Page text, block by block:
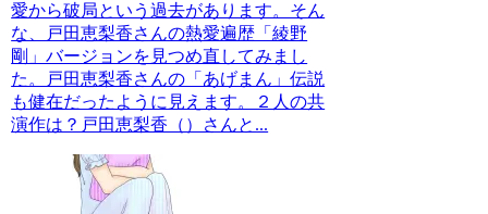
愛から破局という過去があります。そん
な、戸田恵梨香さんの熱愛遍歴「綾野
剛」バージョンを見つめ直してみまし
た。戸田恵梨香さんの「あげまん」伝説
も健在だったように見えます。２人の共
演作は？戸田恵梨香（）さんと...